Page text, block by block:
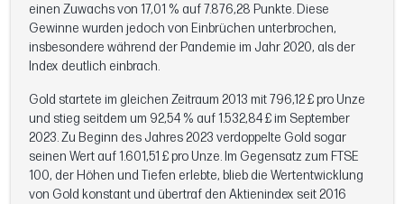
einen Zuwachs von 17,01 % auf 7.876,28 Punkte. Diese
Gewinne wurden jedoch von Einbrüchen unterbrochen,
insbesondere während der Pandemie im Jahr 2020, als der
Index deutlich einbrach.
Gold startete im gleichen Zeitraum 2013 mit 796,12 £ pro Unze
und stieg seitdem um 92,54 % auf 1.532,84 £ im September
2023. Zu Beginn des Jahres 2023 verdoppelte Gold sogar
seinen Wert auf 1.601,51 £ pro Unze. Im Gegensatz zum FTSE
100, der Höhen und Tiefen erlebte, blieb die Wertentwicklung
von Gold konstant und übertraf den Aktienindex seit 2016